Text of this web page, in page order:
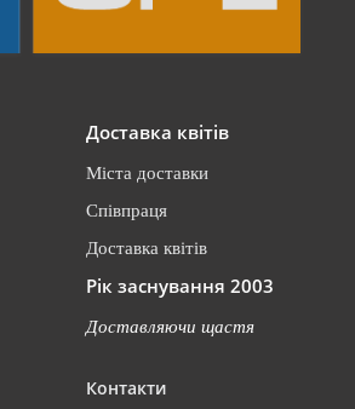
Доставка квітів
Міста доставки
Співпраця
Доставка квітів
Рік заснування 2003
Доставляючи щастя
Контакти